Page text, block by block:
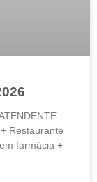
Restaurante
farmácia +